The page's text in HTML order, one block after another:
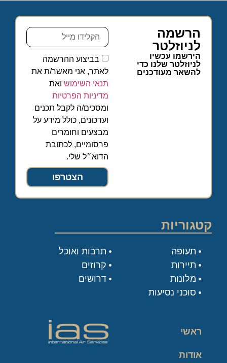
הרשמה
לניוזלטר
הירשמו עכשיו
לניוזלטר שלנו כדי
להשאר מעודכנים
בביצוע ההרשמה
לאתר, אני מאשר/ת את
תנאי השימוש ואת
מדיניות הפרטיות
ומסכים/ה לקבל תכנים
ועדכונים, כולל מידע על
מבצעים וחומרים
פרסומיים, לכתובת
הדוא״ל שלי.
הצטרפו
קטגוריות
תעופה
תיירות
מלונות
סוכני נסיעות
תרבות ואוכל
קרוזים
דרושים
ראשי
אודות